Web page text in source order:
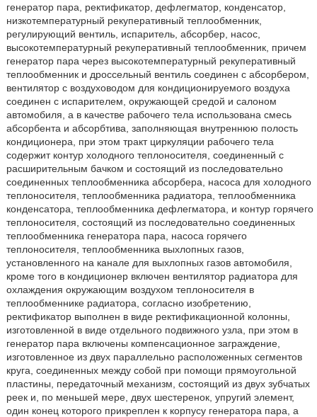
генератор пара, ректификатор, дефлегматор, конденсатор,
низкотемпературный рекуперативный теплообменник,
регулирующий вентиль, испаритель, абсорбер, насос,
высокотемпературный рекуперативный теплообменник, причем
генератор пара через высокотемпературный рекуперативный
теплообменник и дроссельный вентиль соединен с абсорбером,
вентилятор с воздуховодом для кондиционируемого воздуха
соединен с испарителем, окружающей средой и салоном
автомобиля, а в качестве рабочего тела использована смесь
абсорбента и абсорбтива, заполняющая внутреннюю полость
кондиционера, при этом тракт циркуляции рабочего тела
содержит контур холодного теплоносителя, соединенный с
расширительным бачком и состоящий из последовательно
соединенных теплообменника абсорбера, насоса для холодного
теплоносителя, теплообменника радиатора, теплообменника
конденсатора, теплообменника дефлегматора, и контур горячего
теплоносителя, состоящий из последовательно соединенных
теплообменника генератора пара, насоса горячего
теплоносителя, теплообменника выхлопных газов,
установленного на канале для выхлопных газов автомобиля,
кроме того в кондиционер включен вентилятор радиатора для
охлаждения окружающим воздухом теплоносителя в
теплообменнике радиатора, согласно изобретению,
ректификатор выполнен в виде ректификационной колонны,
изготовленной в виде отдельного подвижного узла, при этом в
генератор пара включены компенсационное заграждение,
изготовленное из двух параллельно расположенных сегментов
круга, соединенных между собой при помощи прямоугольной
пластины, передаточный механизм, состоящий из двух зубчатых
реек и, по меньшей мере, двух шестеренок, упругий элемент,
один конец которого прикреплен к корпусу генератора пара, а